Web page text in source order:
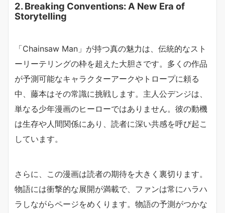
2. Breaking Conventions: A New Era of
Storytelling
「Chainsaw Man」が持つ真の魅力は、伝統的なスト
ーリーテリングの枠を超えた大胆さです。多くの作品
が予測可能なキャラクターアークやトロープに頼る
中、藤本はその常識に挑戦します。主人公デンジは、
単なる少年漫画のヒーローではありません。彼の動機
は生存や人間関係にあり、読者に深い共感を呼び起こ
しています。
さらに、この漫画は読者の期待を大きく裏切ります。
物語には衝撃的な展開が満載で、ファンは常にハラハ
ラしながらページをめくります。物語の予測がつかな